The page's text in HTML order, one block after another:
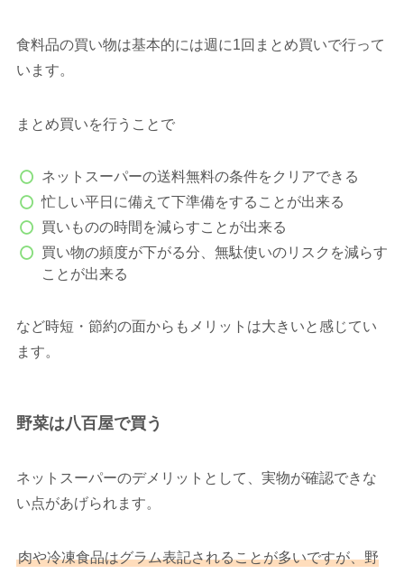
食料品の買い物は基本的には週に1回まとめ買いで行って
います。
まとめ買いを行うことで
ネットスーパーの送料無料の条件をクリアできる
忙しい平日に備えて下準備をすることが出来る
買いものの時間を減らすことが出来る
買い物の頻度が下がる分、無駄使いのリスクを減らす
ことが出来る
など時短・節約の面からもメリットは大きいと感じてい
ます。
野菜は八百屋で買う
ネットスーパーのデメリットとして、実物が確認できな
い点があげられます。
肉や冷凍食品はグラム表記されることが多いですが、野